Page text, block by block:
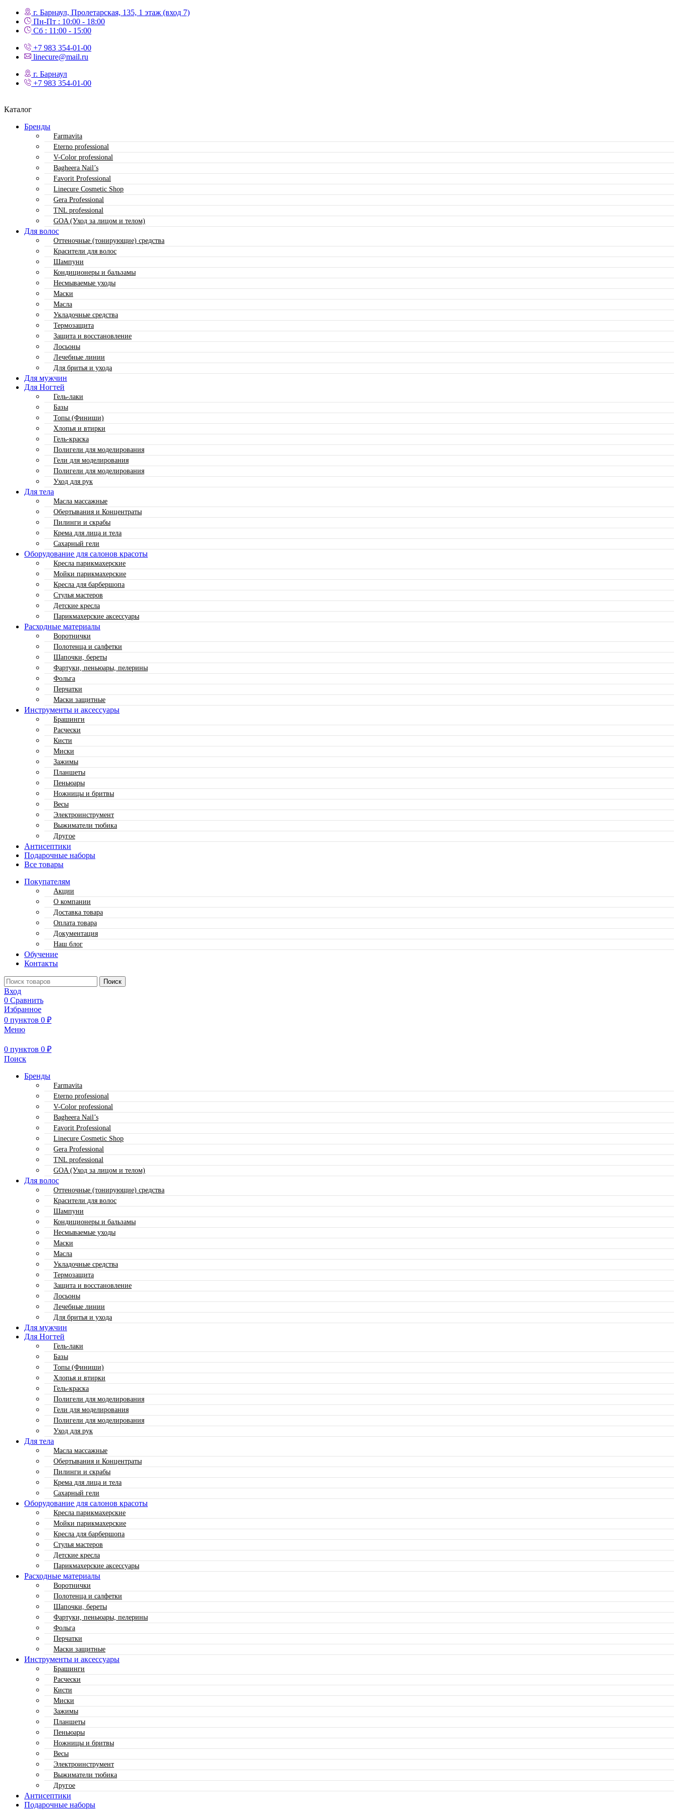
г. Барнаул, Пролетарская, 135,​ 1 этаж (вход 7)
Пн-Пт : 10:00 - 18:00
Сб : 11:00 - 15:00
+7 983 354-01-00
linecure@mail.ru
г. Барнаул
+7 983 354-01-00
Каталог
Бренды
Farmavita
Eterno professional
V-Color professional
Bagheera Nail’s
Favorit Professional
Linecure Cosmetic Shop
Gera Professional
TNL professional
GOA (Уход за лицом и телом)
Для волос
Оттеночные (тонирующие) средства
Красители для волос
Шампуни
Кондиционеры и бальзамы
Несмываемые уходы
Маски
Масла
Укладочные средства
Термозащита
Защита и восстановление
Лосьоны
Лечебные линии
Для бритья и ухода
Для мужчин
Для Ногтей
Гель-лаки
Базы
Топы (Финиши)
Хлопья и втирки
Гель-краска
Полигели для моделирования
Гели для моделирования
Полигели для моделирования
Уход для рук
Для тела
Масла массажные
Обертывания и Концентраты
Пилинги и скрабы
Крема для лица и тела
Сахарный гели
Оборудование для салонов красоты
Кресла парикмахерские
Мойки парикмахерские
Кресла для барбершопа
Стулья мастеров
Детские кресла
Парикмахерские аксессуары
Расходные материалы
Воротнички
Полотенца и салфетки
Шапочки, береты
Фартуки, пеньюары, пелерины
Фольга
Перчатки
Маски защитные
Инструменты и аксессуары
Брашинги
Расчески
Кисти
Миски
Зажимы
Планшеты
Пеньюары
Ножницы и бритвы
Весы
Электроинструмент
Выжиматели тюбика
Другое
Антисептики
Подарочные наборы
Все товары
Покупателям
Акции
О компании
Доставка товара
Оплата товара
Документация
Наш блог
Обучение
Контакты
Поиск
Вход
0 Сравнить
Избранное
0 пунктов 0 ₽
Меню
0 пунктов 0 ₽
Поиск
Бренды
Farmavita
Eterno professional
V-Color professional
Bagheera Nail’s
Favorit Professional
Linecure Cosmetic Shop
Gera Professional
TNL professional
GOA (Уход за лицом и телом)
Для волос
Оттеночные (тонирующие) средства
Красители для волос
Шампуни
Кондиционеры и бальзамы
Несмываемые уходы
Маски
Масла
Укладочные средства
Термозащита
Защита и восстановление
Лосьоны
Лечебные линии
Для бритья и ухода
Для мужчин
Для Ногтей
Гель-лаки
Базы
Топы (Финиши)
Хлопья и втирки
Гель-краска
Полигели для моделирования
Гели для моделирования
Полигели для моделирования
Уход для рук
Для тела
Масла массажные
Обертывания и Концентраты
Пилинги и скрабы
Крема для лица и тела
Сахарный гели
Оборудование для салонов красоты
Кресла парикмахерские
Мойки парикмахерские
Кресла для барбершопа
Стулья мастеров
Детские кресла
Парикмахерские аксессуары
Расходные материалы
Воротнички
Полотенца и салфетки
Шапочки, береты
Фартуки, пеньюары, пелерины
Фольга
Перчатки
Маски защитные
Инструменты и аксессуары
Брашинги
Расчески
Кисти
Миски
Зажимы
Планшеты
Пеньюары
Ножницы и бритвы
Весы
Электроинструмент
Выжиматели тюбика
Другое
Антисептики
Подарочные наборы